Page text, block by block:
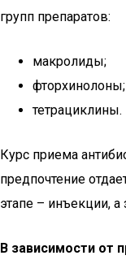
групп препаратов:
макролиды;
фторхинолоны;
тетрациклины.
Курс приема
предпочтение
этапе – инъекции, а
В зависимости от